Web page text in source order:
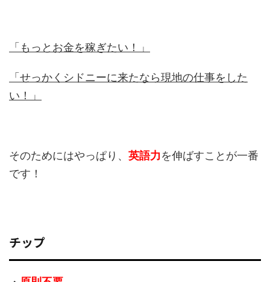
「もっとお金を稼ぎたい！」
「せっかくシドニーに来たなら現地の仕事をした
い！」
そのためにはやっぱり、 英語力を伸ばすことが一番
です！
チップ